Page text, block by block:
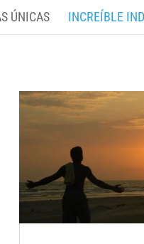
ÚNICAS INCREÍBLE